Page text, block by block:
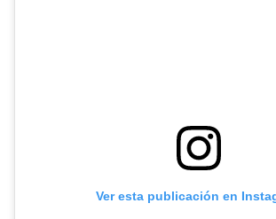
Ver esta publicación en